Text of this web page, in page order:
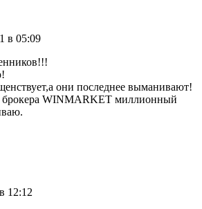
в 05:09
они последнее выманивают!
брокера WINMARKET миллионный
12:12